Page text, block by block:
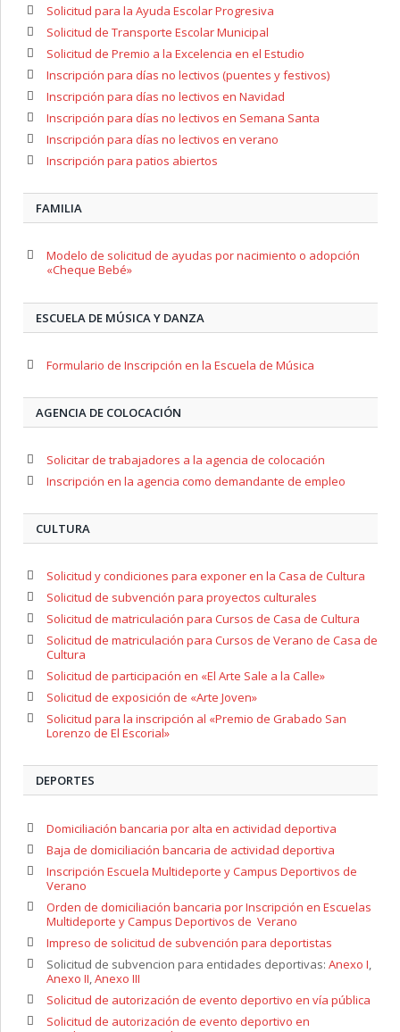
Solicitud para la Ayuda Escolar Progresiva
Solicitud de Transporte Escolar Municipal
Solicitud de Premio a la Excelencia en el Estudio
Inscripción para días no lectivos (puentes y festivos)
Inscripción para días no lectivos en Navidad
Inscripción para días no lectivos en Semana Santa
Inscripción para días no lectivos en verano
Inscripción para patios abiertos
FAMILIA
Modelo de solicitud de ayudas por nacimiento o adopción
«Cheque Bebé»
ESCUELA DE MÚSICA Y DANZA
Formulario de Inscripción en la Escuela de Música
AGENCIA DE COLOCACIÓN
Solicitar de trabajadores a la agencia de colocación
Inscripción en la agencia como demandante de empleo
CULTURA
Solicitud y condiciones para exponer en la Casa de Cultura
Solicitud de subvención para proyectos culturales
Solicitud de matriculación para Cursos de Casa de Cultura
Solicitud de matriculación para Cursos de Verano de Casa de
Cultura
Solicitud de participación en «El Arte Sale a la Calle»
Solicitud de exposición de «Arte Joven»
Solicitud para la inscripción al «Premio de Grabado San
Lorenzo de El Escorial»
DEPORTES
Domiciliación bancaria por alta en actividad deportiva
Baja de domiciliación bancaria de actividad deportiva
Inscripción Escuela Multideporte y Campus Deportivos de
Verano
Orden de domiciliación bancaria por Inscripción en Escuelas
Multideporte y Campus Deportivos de Verano
Impreso de solicitud de subvención para deportistas
Solicitud de subvencion para entidades deportivas: Anexo I
Anexo II Anexo III
Solicitud de autorización de evento deportivo en vía pública
Solicitud de autorización de evento deportivo en